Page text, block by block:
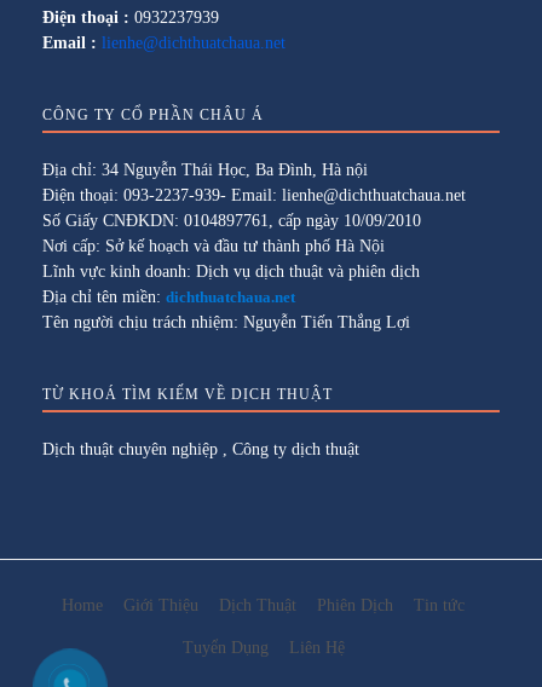
Điện thoại : 0932237939
Email : lienhe@dichthuatchaua.net
CÔNG TY CỔ PHẦN CHÂU Á
Địa chỉ: 34 Nguyễn Thái Học, Ba Đình, Hà nội
Điện thoại: 093-2237-939- Email: lienhe@dichthuatchaua.net
Số Giấy CNĐKDN: 0104897761, cấp ngày 10/09/2010
Nơi cấp: Sở kế hoạch và đầu tư thành phố Hà Nội
Lĩnh vực kinh doanh: Dịch vụ dịch thuật và phiên dịch
Địa chỉ tên miền: dichthuatchaua.net
Tên người chịu trách nhiệm: Nguyễn Tiến Thắng Lợi
TỪ KHOÁ TÌM KIẾM VỀ DỊCH THUẬT
Dịch thuật chuyên nghiệp , Công ty dịch thuật
Home Giới Thiệu Dịch Thuật Phiên Dịch Tin tức
Tuyển Dụng Liên Hệ